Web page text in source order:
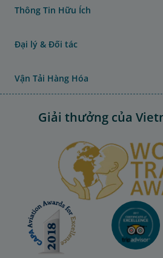
Thông Tin Hữu Ích
Đại lý & Đối tác
Vận Tải Hàng Hóa
Giải thưởng của